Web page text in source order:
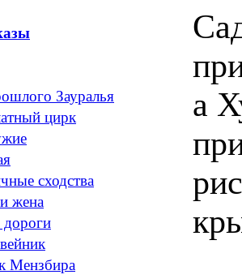
Зауралья
цирк
сходства
жена
Мензбира
а